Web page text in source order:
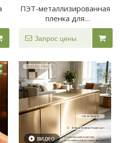
ПЭТ-металлизированная
пленка для
ламинирования золота и
серебра
Запрос цены
видео